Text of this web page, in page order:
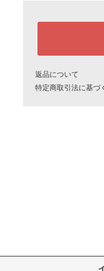
返品について
特定商取引法に基づ